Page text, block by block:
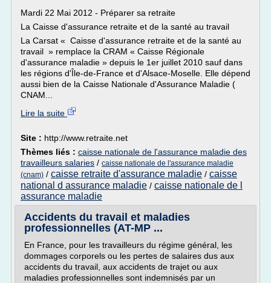
Mardi 22 Mai 2012 - Préparer sa retraite
La Caisse d'assurance retraite et de la santé au travail
La Carsat « Caisse d'assurance retraite et de la santé au
travail » remplace la CRAM « Caisse Régionale
d'assurance maladie » depuis le 1er juillet 2010 sauf dans
les régions d'Île-de-France et d'Alsace-Moselle. Elle dépend
aussi bien de la Caisse Nationale d'Assurance Maladie (
CNAM...
Lire la suite
Site : http://www.retraite.net
Thèmes liés : caisse nationale de l'assurance maladie des
travailleurs salaries / caisse nationale de l'assurance maladie
(cnam) / caisse retraite d'assurance maladie / caisse
national d assurance maladie / caisse nationale de l
assurance maladie
Accidents du travail et maladies
professionnelles (AT-MP ...
En France, pour les travailleurs du régime général, les
dommages corporels ou les pertes de salaires dus aux
accidents du travail, aux accidents de trajet ou aux
maladies professionnelles sont indemnisés par un